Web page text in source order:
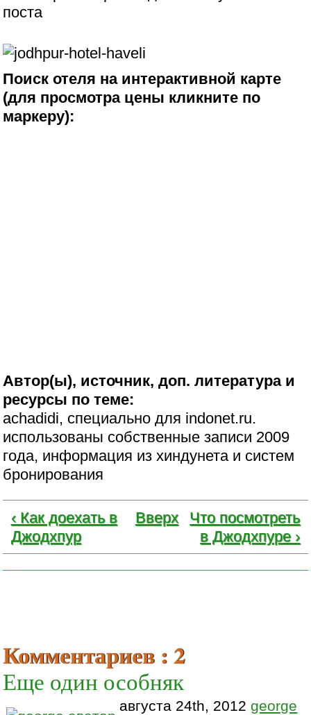
поста
Поиск отеля на интерактивной карте
(для просмотра цены кликните по
маркеру):
Автор(ы), источник, доп. литература и
ресурсы по теме:
achadidi, специально для indonet.ru.
использованы собственные записи 2009
года, информация из хиндунета и систем
бронирования
‹ Как доехать в
Джодхпур
Вверх
Что посмотреть
в Джодхпуре ›
Комментариев : 2
Еще один особняк
августа 24th, 2012george